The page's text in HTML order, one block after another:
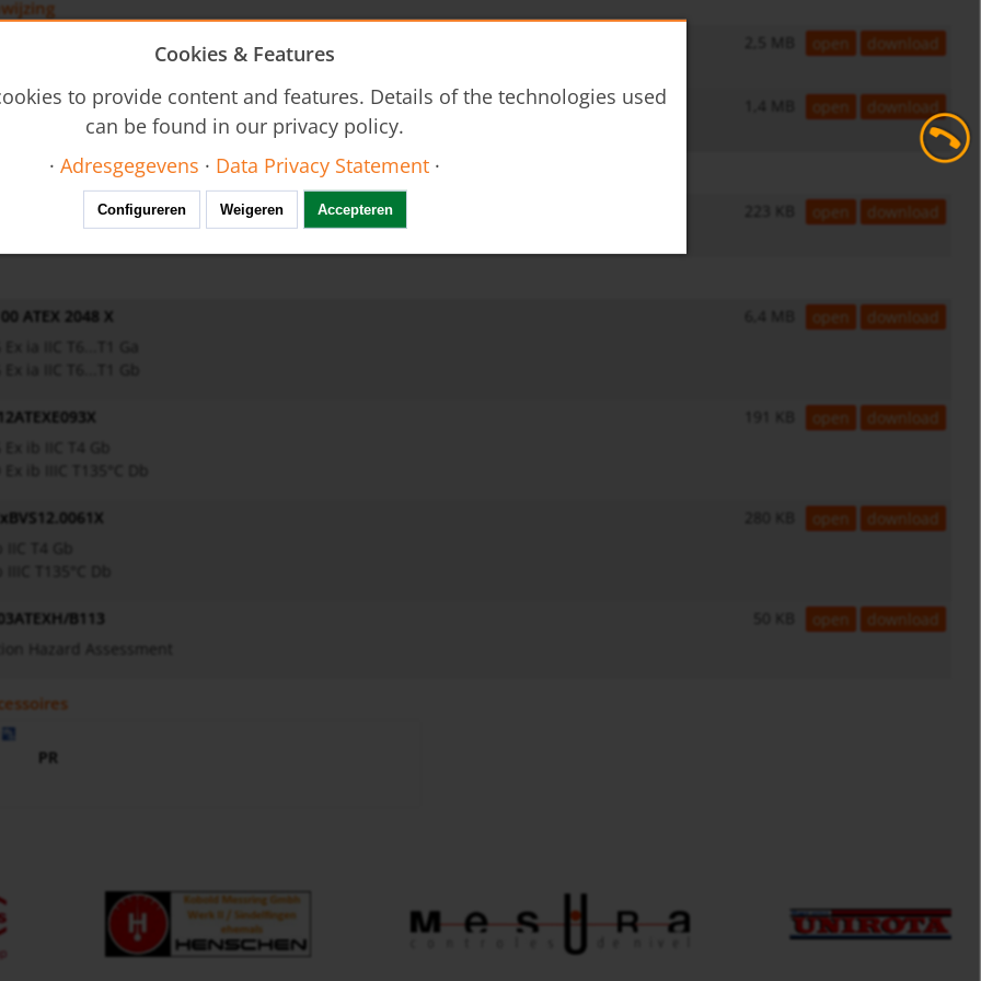
BGK - Operating Instructions 2,5 MB open download
Ex - Operating Instructions 1,4 MB open download
Safety Instructions 223 KB open download
ATEX 2048 X
6,4 MB open download
Ex ib IIC T4 Gb
Ex ib IIIC T135°C Db
191 KB open download
IIC T4 Gb
280 KB open download
B113
50 KB open download
PR
Cookies & Features
to provide content and features. Details of the technologies used
can be found in our privacy policy.
·Adresgegevens · Data Privacy Statement ·
Configureren Weigeren Accepteren